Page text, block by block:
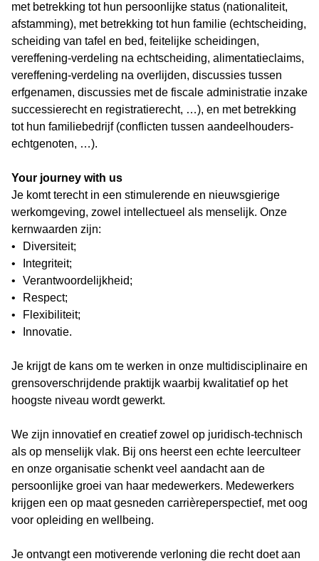
met betrekking tot hun persoonlijke status (nationaliteit,
afstamming), met betrekking tot hun familie (echtscheiding,
scheiding van tafel en bed, feitelijke scheidingen,
vereffening-verdeling na echtscheiding, alimentatieclaims,
vereffening-verdeling na overlijden, discussies tussen
erfgenamen, discussies met de fiscale administratie inzake
successierecht en registratierecht, …), en met betrekking
tot hun familiebedrijf (conflicten tussen aandeelhouders-
echtgenoten, …).
Your journey with us
Je komt terecht in een stimulerende en nieuwsgierige
werkomgeving, zowel intellectueel als menselijk. Onze
kernwaarden zijn:
•
Diversiteit;
•
Integriteit;
•
Verantwoordelijkheid;
•
Respect;
•
Flexibiliteit;
•
Innovatie.
Je krijgt de kans om te werken in onze multidisciplinaire en
grensoverschrijdende praktijk waarbij kwalitatief op het
hoogste niveau wordt gewerkt.
We zijn innovatief en creatief zowel op juridisch-technisch
als op menselijk vlak. Bij ons heerst een echte leerculteer
en onze organisatie schenkt veel aandacht aan de
persoonlijke groei van haar medewerkers. Medewerkers
krijgen een op maat gesneden carrièreperspectief, met oog
voor opleiding en wellbeing.
Je ontvangt een motiverende verloning die recht doet aan